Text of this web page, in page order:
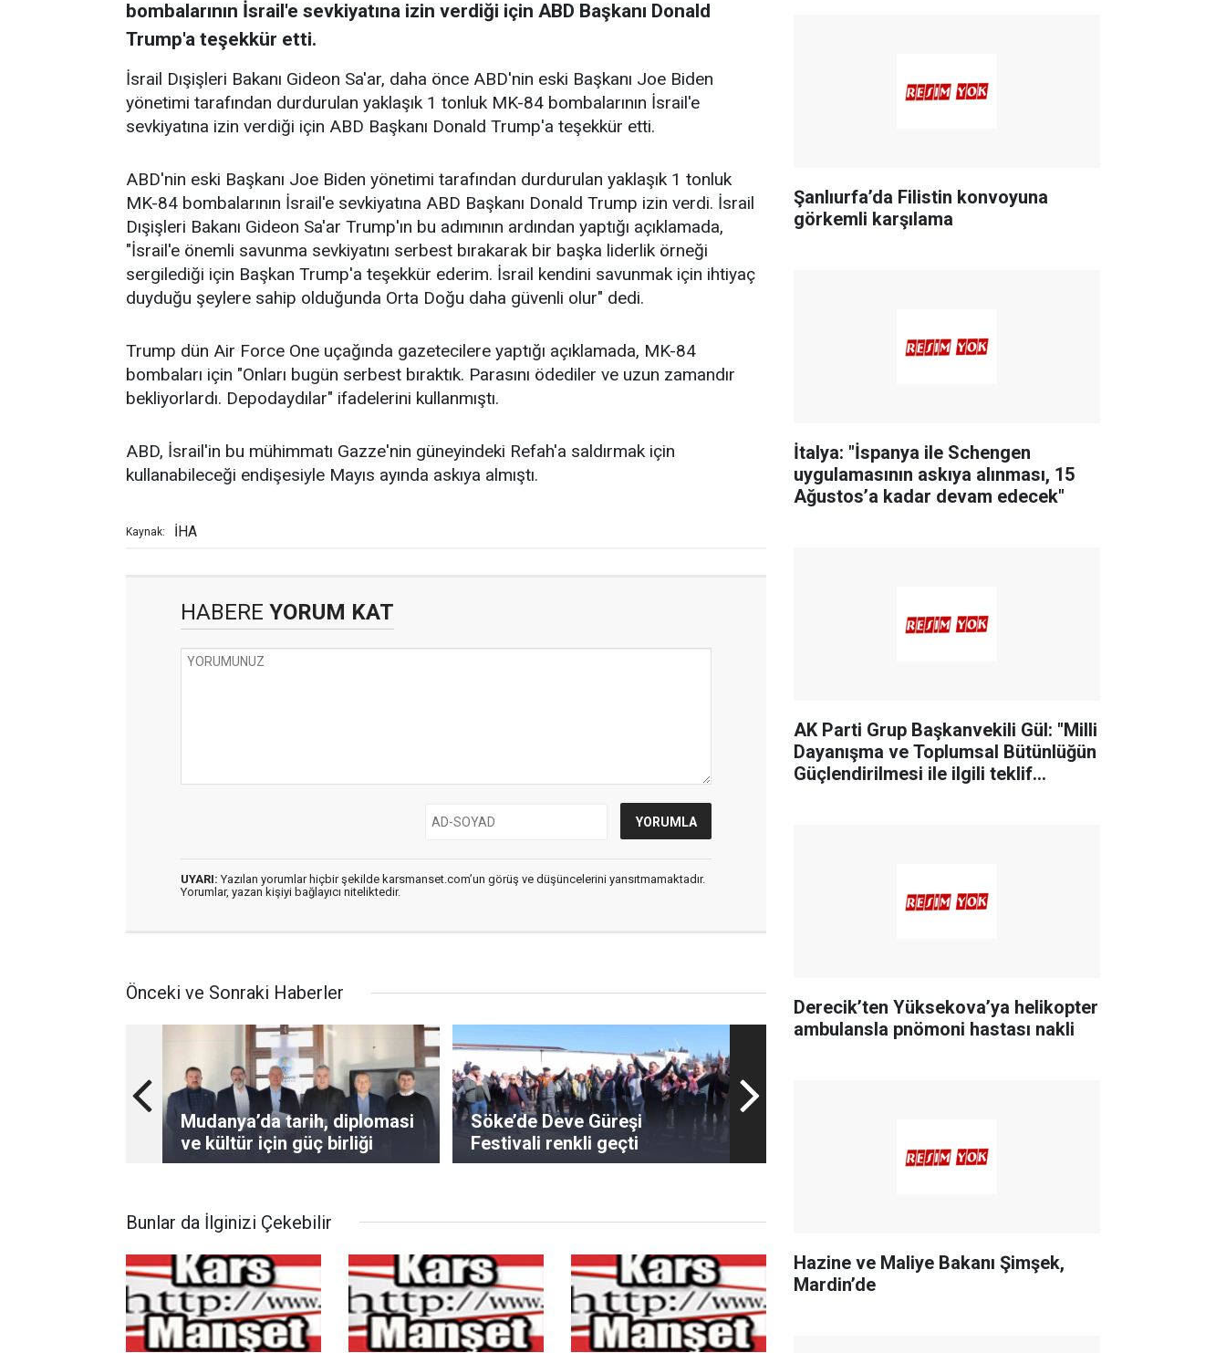
bombalarının İsrail'e sevkiyatına izin verdiği için ABD Başkanı Donald
Trump'a teşekkür etti.
İsrail Dışişleri Bakanı Gideon Sa'ar, daha önce ABD'nin eski Başkanı Joe Biden
yönetimi tarafından durdurulan yaklaşık 1 tonluk MK-84 bombalarının İsrail'e
sevkiyatına izin verdiği için ABD Başkanı Donald Trump'a teşekkür etti.
ABD'nin eski Başkanı Joe Biden yönetimi tarafından durdurulan yaklaşık 1 tonluk
MK-84 bombalarının İsrail'e sevkiyatına ABD Başkanı Donald Trump izin verdi. İsrail
Dışişleri Bakanı Gideon Sa'ar Trump'ın bu adımının ardından yaptığı açıklamada,
"İsrail'e önemli savunma sevkiyatını serbest bırakarak bir başka liderlik örneği
sergilediği için Başkan Trump'a teşekkür ederim. İsrail kendini savunmak için ihtiyaç
duyduğu şeylere sahip olduğunda Orta Doğu daha güvenli olur" dedi.
Trump dün Air Force One uçağında gazetecilere yaptığı açıklamada, MK-84
bombaları için "Onları bugün serbest bıraktık. Parasını ödediler ve uzun zamandır
bekliyorlardı. Depodaydılar" ifadelerini kullanmıştı.
ABD, İsrail'in bu mühimmatı Gazze'nin güneyindeki Refah'a saldırmak için
kullanabileceği endişesiyle Mayıs ayında askıya almıştı.
Kaynak: İHA
HABERE YORUM KAT
UYARI: Yazılan yorumlar hiçbir şekilde karsmanset.com’un görüş ve düşüncelerini yansıtmamaktadır.
Yorumlar, yazan kişiyi bağlayıcı niteliktedir.
Önceki ve Sonraki Haberler
Mudanya’da tarih, diplomasi
ve kültür için güç birliği
Söke’de Deve Güreşi
Festivali renkli geçti
Bunlar da İlginizi Çekebilir
Şanlıurfa’da Filistin konvoyuna
görkemli karşılama
İtalya: "İspanya ile Schengen
uygulamasının askıya alınması, 15
Ağustos’a kadar devam edecek"
AK Parti Grup Başkanvekili Gül: "Milli
Dayanışma ve Toplumsal Bütünlüğün
Güçlendirilmesi ile ilgili teklif
Derecik’ten Yüksekova’ya helikopter
ambulansla pnömoni hastası nakli
Hazine ve Maliye Bakanı Şimşek,
Mardin’de